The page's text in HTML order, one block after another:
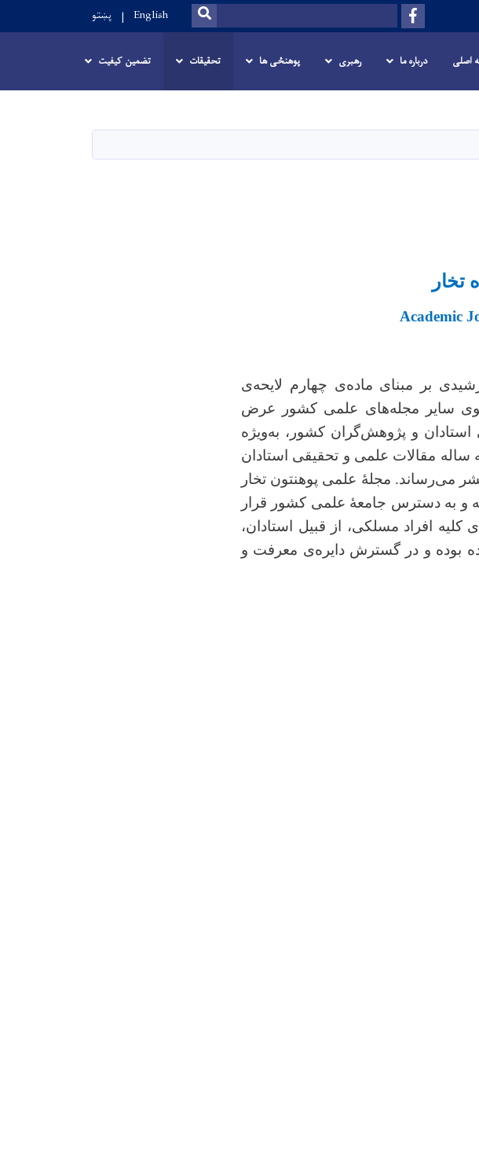
Facebook
Search
SEARCH
English پښتو
اصلی درباره ما رهبری پوهنځی ها تحقیقات تضمین کیفیت
تخار
Academic
تخار در سال 1394 هجری خورشیدی بر مبنای ماده‌ی چهارم لایحه‌ی
سایر مجله‌های علمی کشور عرض
استادان و پژوهش‌گران کشور، بهویژه
ساله مقالات علمی و تحقیقی استادان
رساند. مجلۀ علمی پوهنتون تخار
زیور چاپ آراسته و به دسترس جامعۀ علمی کشور قرار
کلیه افراد مسلکی، از قبیل استادان،
بوده و در گسترش دایره‌ی معرفت و